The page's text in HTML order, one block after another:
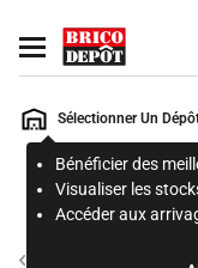
Ouvrir le menu
Sélectionner Un
Bénéficier des
Visualiser les
Accéder aux
Rechercher
Tube et raccord